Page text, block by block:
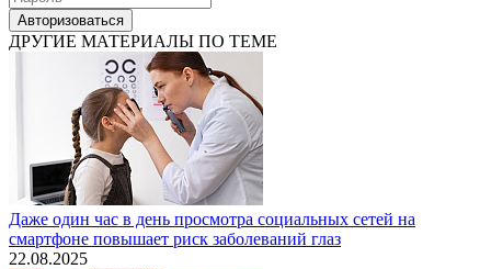
Авторизоваться
ДРУГИЕ МАТЕРИАЛЫ ПО ТЕМЕ
Даже один час в день просмотра социальных сетей на
смартфоне повышает риск заболеваний глаз
22.08.2025